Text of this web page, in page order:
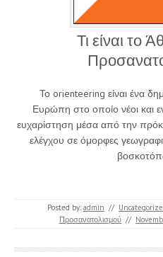
Τι είναι το
Το orienteering είναι ένα
Ευρώπη στο οποίο νέοι και
ευχαρίστηση μέσα από την
ελέγχου σε όμορφες
Posted by: admin //
Προσανατολισμού //